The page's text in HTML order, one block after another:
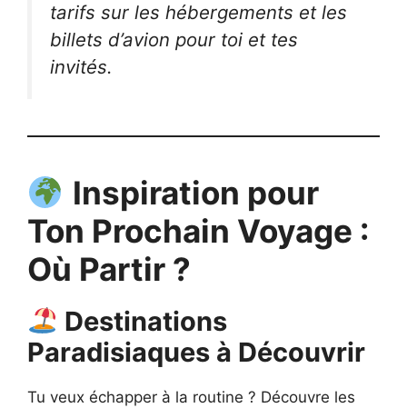
tarifs sur les hébergements et les
billets d’avion pour toi et tes
invités.
Inspiration pour
Ton Prochain Voyage :
Où Partir ?
Destinations
Paradisiaques à Découvrir
Tu veux échapper à la routine ? Découvre les